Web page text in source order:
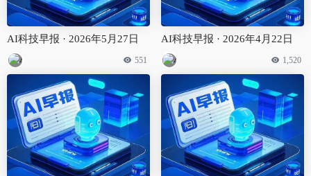
AI科技早报 · 2026年5月27日
551
AI科技早报 · 2026年4月22日
1,520